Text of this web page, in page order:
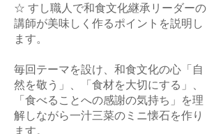
☆ すし職人で和食文化継承リーダーの
講師が美味しく作るポイントを説明し
ます。
毎回テーマを設け、和食文化の心「自
然を敬う」、「食材を大切にする」、
「食べることへの感謝の気持ち」を理
解しながら一汁三菜のミニ懐石を作り
ます。